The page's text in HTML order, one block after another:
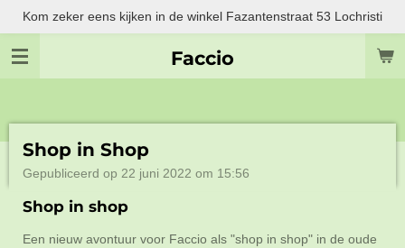
Ga
naar
Faccio
Kom zeker eens kijken in de winkel Fazantenstraat 53 Lochristi
Shop in Shop
Gepubliceerd op 22 juni 2022 om 15:56
Shop in shop
Een nieuw avontuur voor Faccio als "shop in shop" in de oude